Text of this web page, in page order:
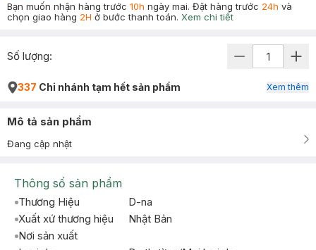
Bạn muốn nhận hàng trước 10h ngày mai. Đặt hàng trước 24h và
chọn giao hàng 2H ở bước thanh toán. Xem chi tiết
Số lượng:
337 Chi nhánh tạm hết sản phẩm Xem thêm
Mô tả sản phẩm
Đang cập nhật
Thông số sản phẩm
Thương Hiệu
D-na
Xuất xứ thương hiệu
Nhật Bản
Nơi sản xuất